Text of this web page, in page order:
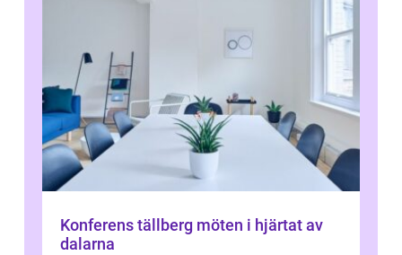
Konferens tällberg möten i hjärtat av
dalarna